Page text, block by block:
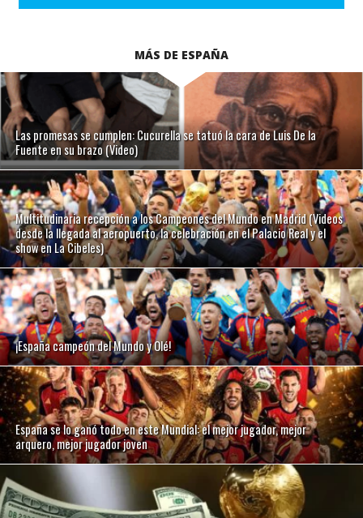
MÁS DE ESPAÑA
Las promesas se cumplen: Cucurella se tatuó la cara de Luis De la
Fuente en su brazo (Video)
Multitudinaria recepción a los Campeones del Mundo en Madrid (Videos
desde la llegada al aeropuerto, la celebración en el Palacio Real y el
show en La Cibeles)
¡España campeón del Mundo y Olé!
España se lo ganó todo en este Mundial: el mejor jugador, mejor
arquero, mejor jugador joven